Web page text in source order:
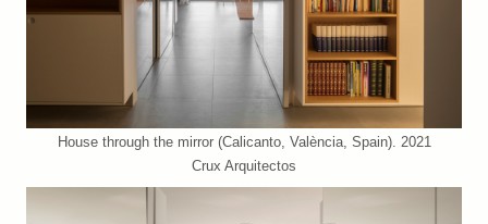
House through the mirror (Calicanto, València, Spain). 2021
Crux Arquitectos